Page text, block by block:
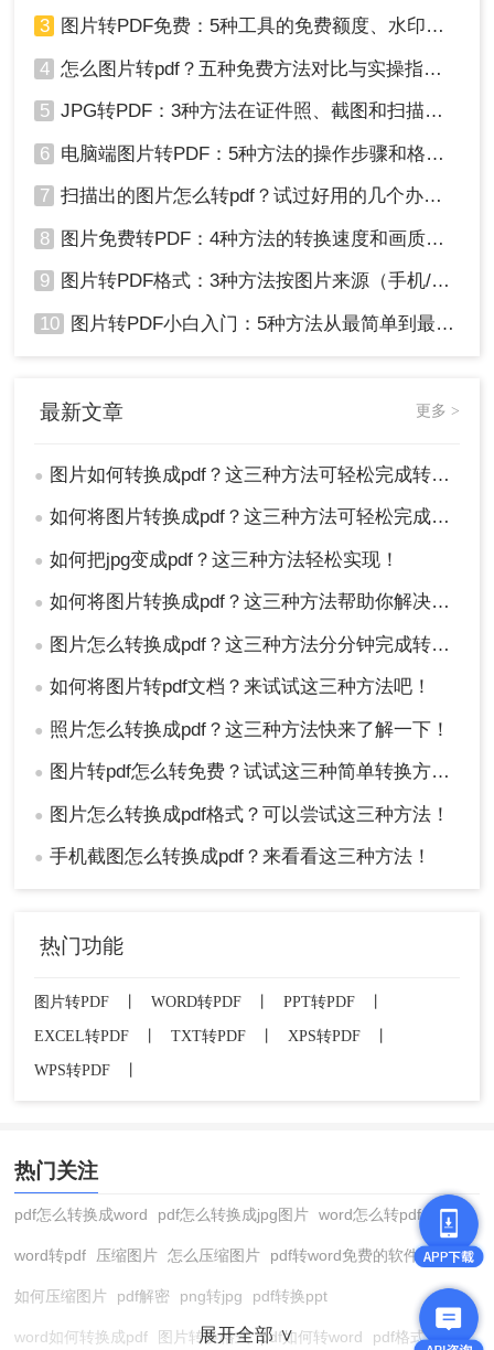
3、转换完成，点击打开即可查看PDF文件。
四、注意事项
和使用，避免侵犯他人版权。
使用其他工具或调整转换设置。
对于包含敏感信息的图片，请确保在转换和分
总结
以上就是如何将图片转换成pdf的方法介绍了，将图
己的需求和实际情况选择最适合的方法进行操作。
3 图片转PDF免费：5种工具的免费额度、水印和文件限制对比！
4 怎么图片转pdf？五种免费方法对比与实操指南（附详细表格）！
5 JPG转PDF：3种方法在证件照、截图和扫描件上的转换精度差异！
6 电脑端图片转PDF：5种方法的操作步骤和格式保留对比！
7 扫描出的图片怎么转pdf？试过好用的几个办法！
8 图片免费转PDF：4种方法的转换速度和画质损失对比！
9 图片转PDF格式：3种方法按图片来源（手机/相机/截图）选！
10 图片转PDF小白入门：5种方法从最简单到最专业逐步升级！
最新文章 更多 >
● 图片如何转换成pdf？这三种方法可轻松完成转换！
● 如何将图片转换成pdf？这三种方法可轻松完成转换！
● 如何把jpg变成pdf？这三种方法轻松实现！
● 如何将图片转换成pdf？这三种方法帮助你解决问题！
● 图片怎么转换成pdf？这三种方法分分钟完成转换！
● 如何将图片转pdf文档？来试试这三种方法吧！
● 照片怎么转换成pdf？这三种方法快来了解一下！
● 图片转pdf怎么转免费？试试这三种简单转换方法！
● 图片怎么转换成pdf格式？可以尝试这三种方法！
● 手机截图怎么转换成pdf？来看看这三种方法！
热门功能
图片转PDF WORD转PDF PPT转PDF
EXCEL转PDF
TXT转PDF XPS转PDF
WPS转PDF
热门关注
pdf怎么转换成word pdf怎么转换成jpg图片 word怎么转pdf
word转pdf 压缩图片 怎么压缩图片 pdf转word免费的软件
如何压缩图片 pdf解密 png转jpg pdf转换ppt
word如何转换成pdf 图片转换格式 pdf如何转word pdf格式转换
展开全部 ∨